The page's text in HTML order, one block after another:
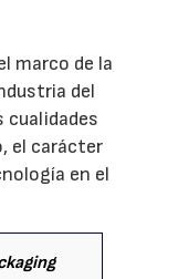
marco de la
del
cualidades
el carácter
en el